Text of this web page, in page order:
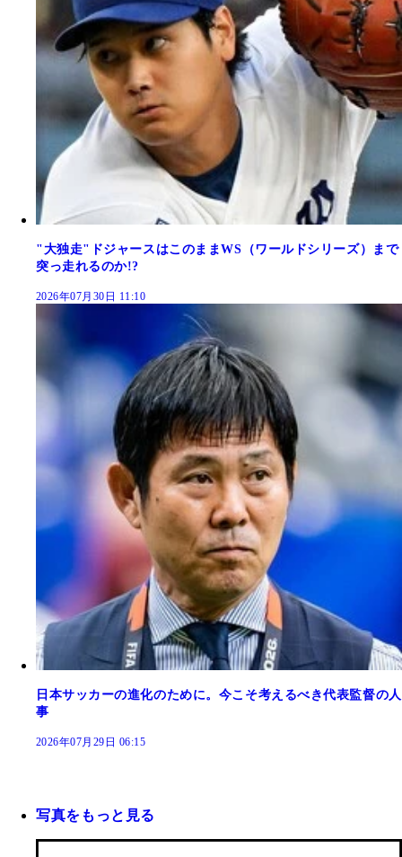
"大独走"ドジャースはこのままWS（ワールドシリーズ）まで
突っ走れるのか!?
2026年07月30日 11:10
日本サッカーの進化のために。今こそ考えるべき代表監督の人
事
2026年07月29日 06:15
写真をもっと見る